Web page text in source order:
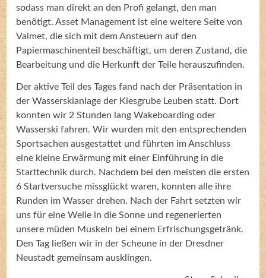
sodass man direkt an den Profi gelangt, den man
benötigt. Asset Management ist eine weitere Seite von
Valmet, die sich mit dem Ansteuern auf den
Papiermaschinenteil beschäftigt, um deren Zustand, die
Bearbeitung und die Herkunft der Teile herauszufinden.
Der aktive Teil des Tages fand nach der Präsentation in
der Wasserskianlage der Kiesgrube Leuben statt. Dort
konnten wir 2 Stunden lang Wakeboarding oder
Wasserski fahren. Wir wurden mit den entsprechenden
Sportsachen ausgestattet und führten im Anschluss
eine kleine Erwärmung mit einer Einführung in die
Starttechnik durch. Nachdem bei den meisten die ersten
6 Startversuche missglückt waren, konnten alle ihre
Runden im Wasser drehen. Nach der Fahrt setzten wir
uns für eine Weile in die Sonne und regenerierten
unsere müden Muskeln bei einem Erfrischungsgetränk.
Den Tag ließen wir in der Scheune in der Dresdner
Neustadt gemeinsam ausklingen.